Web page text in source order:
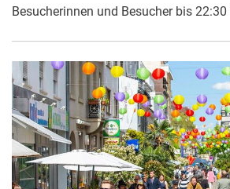
Besucherinnen und Besucher bis 22:30